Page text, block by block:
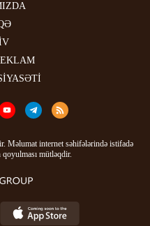
Məlumat internet səhifələrində istifadə
mütləqdir.